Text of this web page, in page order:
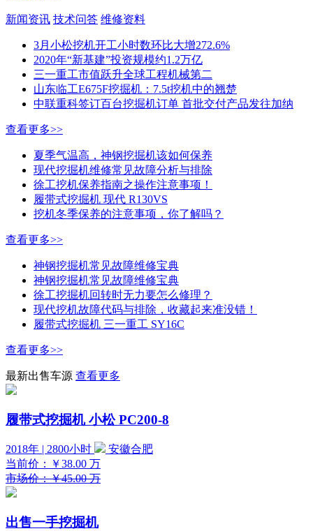
新闻资讯 技术问答 维修资料
3月小松挖机开工小时数环比大增272.6%
2020年“新基建”投资规模约1.2万亿
三一重工市值跃升全球工程机械第二
山东临工E675F挖掘机：7.5t挖机中的翘楚
中联重科签订百台挖掘机订单 首批交付产品发往加纳
查看更多>>
夏季气温高，神钢挖掘机该如何保养
现代挖掘机维修常见故障分析与排除
徐工挖机保养指南之操作注意事项！
履带式挖掘机 现代 R130VS
挖机冬季保养的注意事项，你了解吗？
查看更多>>
神钢挖掘机常见故障维修宝典
神钢挖掘机常见故障维修宝典
徐工挖掘机回转时无力要怎么修理？
现代挖机故障代码与排除，收藏起来准没错！
履带式挖掘机 三一重工 SY16C
查看更多>>
最新出售车源 查看更多
履带式挖掘机 小松 PC200-8
2018年 | 2800小时
安徽合肥
当前价：
￥38.00 万
市场价：￥45.00 万
出售一手挖掘机